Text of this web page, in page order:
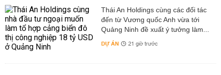
Thái An Holdings cùng các đối tác
đến từ Vương quốc Anh vừa tới
Quảng Ninh đề xuất ý tưởng làm...
DỰ ÁN 21 giờ trước